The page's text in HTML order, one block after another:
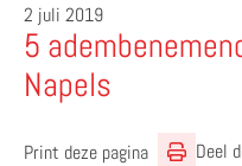
2 juli 2019
5
Napels
Print deze pagina Deel